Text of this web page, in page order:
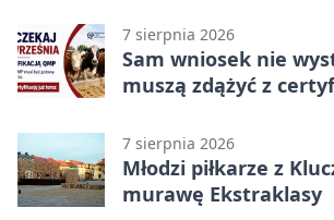
7 sierpnia 2026
Sam wniosek nie
muszą zdążyć z
7 sierpnia 2026
Młodzi piłkarze z
murawę Ekstraklasy